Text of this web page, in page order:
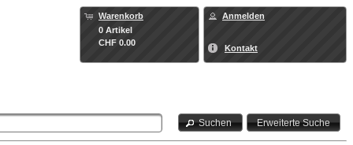
Warenkorb
0 Artikel
CHF 0.00
Anmelden
Kontakt
Suchen Erweiterte Suche